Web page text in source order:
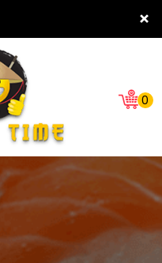
×
0